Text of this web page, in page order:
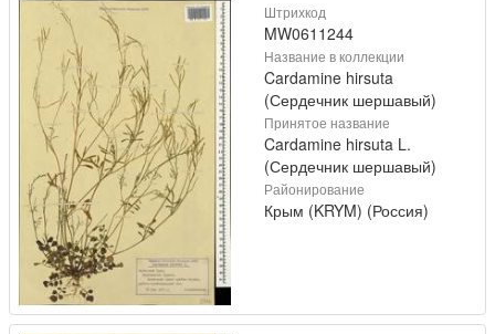
Штрихкод
MW0611244
Название в коллекции
Cardamine hirsuta
(Сердечник шершавый)
Принятое название
Cardamine hirsuta L.
(Сердечник шершавый)
Районирование
Крым (KRYM) (Россия)